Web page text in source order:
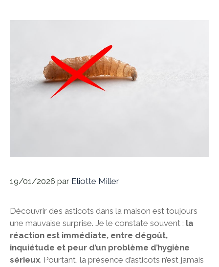
19/01/2026 par Eliotte Miller
Découvrir des asticots dans la maison est toujours
une mauvaise surprise. Je le constate souvent : la
réaction est immédiate, entre dégoût,
inquiétude et peur d’un problème d’hygiène
sérieux. Pourtant, la présence d’asticots n’est jamais